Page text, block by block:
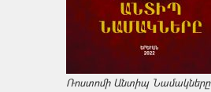
Ռոստոմի Անտիպ Նամակները